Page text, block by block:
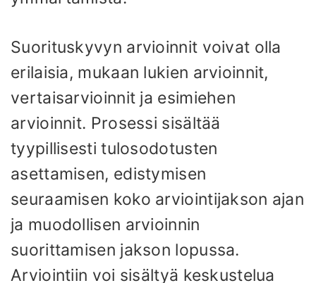
Suorituskyvyn arvioinnit voivat olla
erilaisia, mukaan lukien arvioinnit,
vertaisarvioinnit ja esimiehen
arvioinnit. Prosessi sisältää
tyypillisesti tulosodotusten
asettamisen, edistymisen
seuraamisen koko arviointijakson ajan
ja muodollisen arvioinnin
suorittamisen jakson lopussa.
Arviointiin voi sisältyä keskustelua